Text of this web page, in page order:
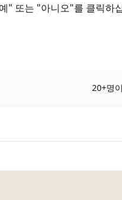
" 또는 "아니오"를 클릭하
20+명